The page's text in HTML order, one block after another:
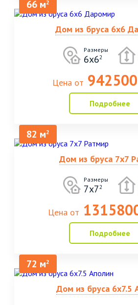
66 м2
Дом из бруса 6х6
Размеры
6х62
Цена от
Подробнее
82 м2
Дом из бруса 7х7
Размеры
7х72
Цена от
Подробнее
72 м2
Дом из бруса 6х7.5